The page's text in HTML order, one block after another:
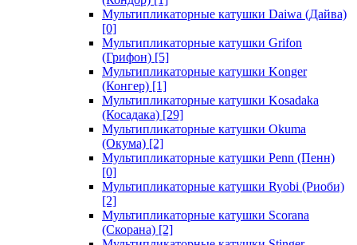
Мультипликаторные катушки Daiwa (Дайва)
[0]
Мультипликаторные катушки Grifon
(Грифон) [5]
Мультипликаторные катушки Konger
(Конгер) [1]
Мультипликаторные катушки Kosadaka
(Косадака) [29]
Мультипликаторные катушки Okuma
(Окума) [2]
Мультипликаторные катушки Penn (Пенн)
[0]
Мультипликаторные катушки Ryobi (Риоби)
[2]
Мультипликаторные катушки Scorana
(Скорана) [2]